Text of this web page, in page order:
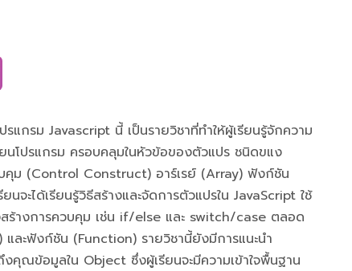
กรม Javascript นี้ เป็นรายวิชาที่ทำให้ผู้เรียนรู้จักความ
นโปรแกรม ครอบคลุมในหัวข้อของตัวแปร ชนิดขแง
คุม (Control Construct) อาร์เรย์ (Array) ฟังก์ชัน
จะได้เรียนรู้วิธีสร้างและจัดการตัวแปรใน JavaScript ใช้
สร้างการควบคุม เช่น if/else และ switch/case ตลอด
และฟังก์ชัน (Function) รายวิชานี้ยังมีการแนะนำ
งคุณข้อมูลใน Object ซึ่งผู้เรียนจะมีความเข้าใจพื้นฐาน